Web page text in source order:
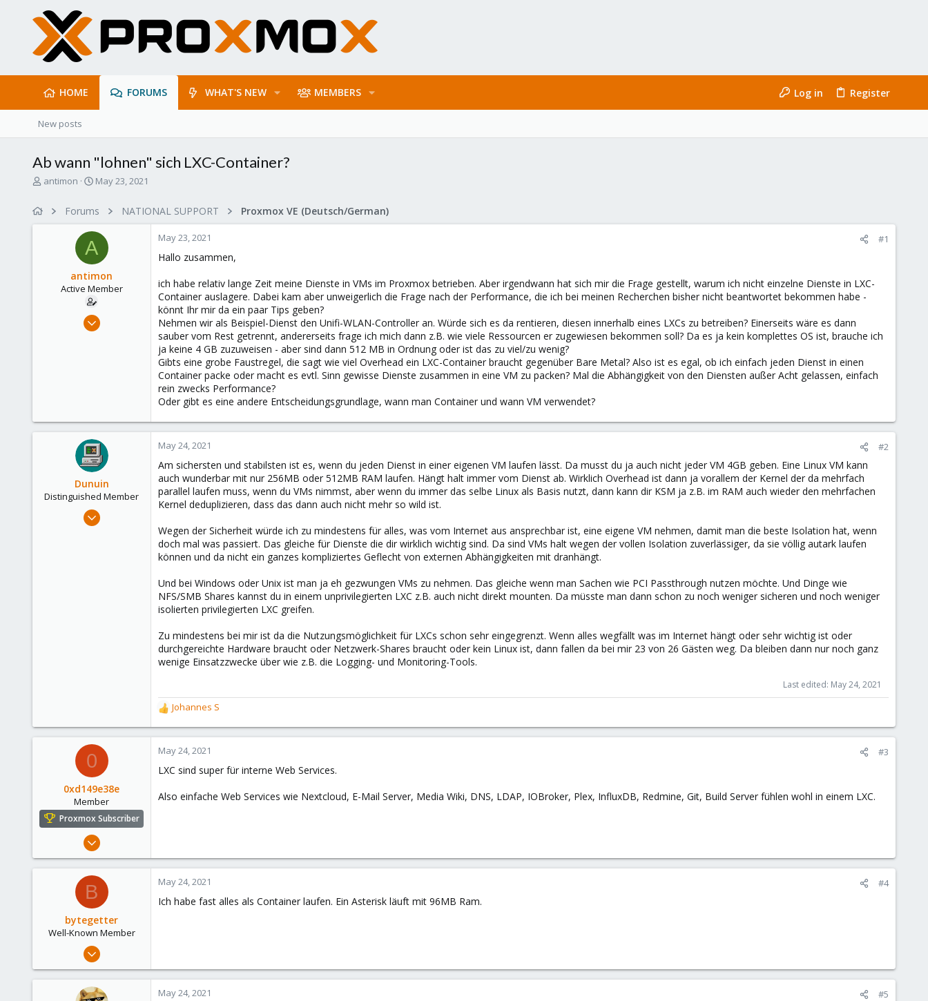
HOME FORUMS WHAT'S NEW MEMBERS Log in Register
New posts
Ab wann "lohnen" sich LXC-Container?
T
antimon
S
r
t
a
t
e
May 23, 2021
Forums NATIONAL SUPPORT Proxmox VE (Deutsch/German)
A
antimon
Active Member
Mar 21, 2021
May 23, 2021 #1
Hallo zusammen,
ich habe relativ lange Zeit meine Dienste in VMs im Proxmox betrieben. Aber irgendwann hat sich mir die Frage gestellt, warum ich nicht einzelne Dienste in LXC-
Container auslagere. Dabei kam aber unweigerlich die Frage nach der Performance, die ich bei meinen Recherchen bisher nicht beantwortet bekommen habe -
könnt Ihr mir da ein paar Tips geben?
Nehmen wir als Beispiel-Dienst den Unifi-WLAN-Controller an. Würde sich es da rentieren, diesen innerhalb eines LXCs zu betreiben? Einerseits wäre es dann
sauber vom Rest getrennt, andererseits frage ich mich dann z.B. wie viele Ressourcen er zugewiesen bekommen soll? Da es ja kein komplettes OS ist, brauche ich
ja keine 4 GB zuzuweisen - aber sind dann 512 MB in Ordnung oder ist das zu viel/zu wenig?
Gibts eine grobe Faustregel, die sagt wie viel Overhead ein LXC-Container braucht gegenüber Bare Metal? Also ist es egal, ob ich einfach jeden Dienst in einen
Container packe oder macht es evtl. Sinn gewisse Dienste zusammen in eine VM zu packen? Mal die Abhängigkeit von den Diensten außer Acht gelassen, einfach
rein zwecks Performance?
Oder gibt es eine andere Entscheidungsgrundlage, wann man Container und wann VM verwendet?
Dunuin
Distinguished Member
Jun 30, 2020
May 24, 2021 #2
Am sichersten und stabilsten ist es, wenn du jeden Dienst in einer eigenen VM laufen lässt. Da musst du ja auch nicht jeder VM 4GB geben. Eine Linux VM kann
auch wunderbar mit nur 256MB oder 512MB RAM laufen. Hängt halt immer vom Dienst ab. Wirklich Overhead ist dann ja vorallem der Kernel der da mehrfach
parallel laufen muss, wenn du VMs nimmst, aber wenn du immer das selbe Linux als Basis nutzt, dann kann dir KSM ja z.B. im RAM auch wieder den mehrfachen
Kernel deduplizieren, dass das dann auch nicht mehr so wild ist.
Wegen der Sicherheit würde ich zu mindestens für alles, was vom Internet aus ansprechbar ist, eine eigene VM nehmen, damit man die beste Isolation hat, wenn
doch mal was passiert. Das gleiche für Dienste die dir wirklich wichtig sind. Da sind VMs halt wegen der vollen Isolation zuverlässiger, da sie völlig autark laufen
können und da nicht ein ganzes kompliziertes Geflecht von externen Abhängigkeiten mit dranhängt.
Und bei Windows oder Unix ist man ja eh gezwungen VMs zu nehmen. Das gleiche wenn man Sachen wie PCI Passthrough nutzen möchte. Und Dinge wie
NFS/SMB Shares kannst du in einem unprivilegierten LXC z.B. auch nicht direkt mounten. Da müsste man dann schon zu noch weniger sicheren und noch weniger
isolierten privilegierten LXC greifen.
Zu mindestens bei mir ist da die Nutzungsmöglichkeit für LXCs schon sehr eingegrenzt. Wenn alles wegfällt was im Internet hängt oder sehr wichtig ist oder
durchgereichte Hardware braucht oder Netzwerk-Shares braucht oder kein Linux ist, dann fallen da bei mir 23 von 26 Gästen weg. Da bleiben dann nur noch ganz
wenige Einsatzzwecke über wie z.B. die Logging- und Monitoring-Tools.
Last edited: May 24, 2021
R
e
a
c
i
n
Johannes S
0
0xd149e38e
Member
Proxmox Subscriber
Feb 27, 2021
19
May 24, 2021 #3
LXC sind super für interne Web Services.
Also einfache Web Services wie Nextcloud, E-Mail Server, Media Wiki, DNS, LDAP, IOBroker, Plex, InfluxDB, Redmine, Git, Build Server fühlen wohl in einem LXC.
B
bytegetter
Well-Known Member
Dec 8, 2018
7
May 24, 2021 #4
Ich habe fast alles als Container laufen. Ein Asterisk läuft mit 96MB Ram.
May 24, 2021 #5